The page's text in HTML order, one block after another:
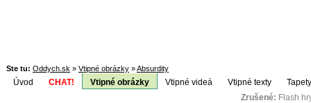
Ste tu: Oddych.sk » Vtipné obrázky »Absurdity
Úvod CHAT! Vtipné obrázky Vtipné videá Vtipné texty
Zrušené: Flash